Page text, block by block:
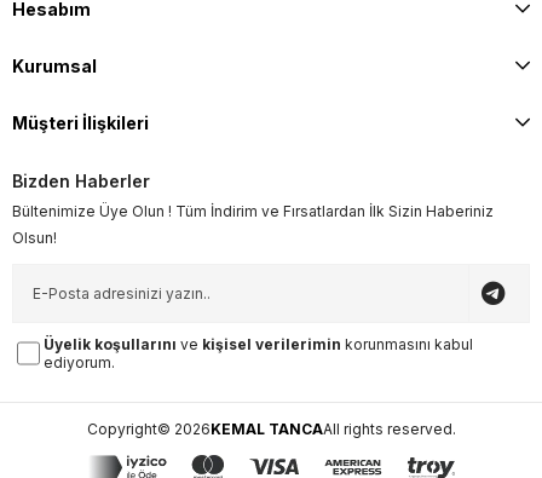
Hesabım
Kurumsal
Müşteri İlişkileri
Bizden Haberler
Bültenimize Üye Olun ! Tüm İndirim ve Fırsatlardan İlk Sizin Haberiniz
Olsun!
Üyelik koşullarını ve kişisel verilerimin korunmasını kabul
ediyorum.
Copyright© 2026KEMAL TANCAAll rights reserved.